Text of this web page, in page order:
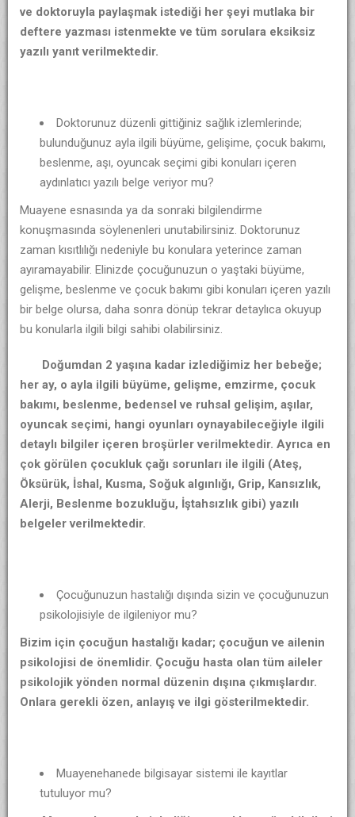
ve doktoruyla paylaşmak istediği her şeyi mutlaka bir
deftere yazması istenmekte ve tüm sorulara eksiksiz
yazılı yanıt verilmektedir.
Doktorunuz düzenli gittiğiniz sağlık izlemlerinde;
bulunduğunuz ayla ilgili büyüme, gelişime, çocuk bakımı,
beslenme, aşı, oyuncak seçimi gibi konuları içeren
aydınlatıcı yazılı belge veriyor mu?
Muayene esnasında ya da sonraki bilgilendirme
konuşmasında söylenenleri unutabilirsiniz. Doktorunuz
zaman kısıtlılığı nedeniyle bu konulara yeterince zaman
ayıramayabilir. Elinizde çocuğunuzun o yaştaki büyüme,
gelişme, beslenme ve çocuk bakımı gibi konuları içeren yazılı
bir belge olursa, daha sonra dönüp tekrar detaylıca okuyup
bu konularla ilgili bilgi sahibi olabilirsiniz.
Doğumdan 2 yaşına kadar izlediğimiz her bebeğe;
her ay, o ayla ilgili büyüme, gelişme, emzirme, çocuk
bakımı, beslenme, bedensel ve ruhsal gelişim, aşılar,
oyuncak seçimi, hangi oyunları oynayabileceğiyle ilgili
detaylı bilgiler içeren broşürler verilmektedir. Ayrıca en
çok görülen çocukluk çağı sorunları ile ilgili (Ateş,
Öksürük, İshal, Kusma, Soğuk algınlığı, Grip, Kansızlık,
Alerji, Beslenme bozukluğu, İştahsızlık gibi) yazılı
belgeler verilmektedir.
Çocuğunuzun hastalığı dışında sizin ve çocuğunuzun
psikolojisiyle de ilgileniyor mu?
Bizim için çocuğun hastalığı kadar; çocuğun ve ailenin
psikolojisi de önemlidir. Çocuğu hasta olan tüm aileler
psikolojik yönden normal düzenin dışına çıkmışlardır.
Onlara gerekli özen, anlayış ve ilgi gösterilmektedir.
Muayenehanede bilgisayar sistemi ile kayıtlar
tutuluyor mu?